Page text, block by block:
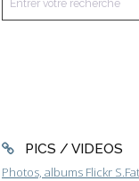
PICS / VIDEOS
Photos, albums Flickr